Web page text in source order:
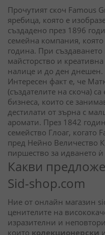
Прочутият скоч Famous
яребица, която е
създадено през 1896
семейна компания,
година. При
майсторство и
налице и до ден днешен.
Интересен факт е, че
(създателите на скоча)
бизнеса, които се
дестилати от зърна с
аромати. През 1842
семейство Глоаг, когато
пред Нейно Величество
пиршество за идването
Какви
Sid-shop.com
Ние от онлайн магазин
ценителите на
изразителни и
които колекционерски